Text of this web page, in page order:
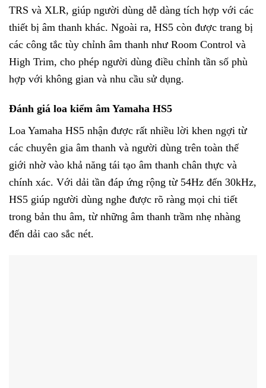
TRS và XLR, giúp người dùng dễ dàng tích hợp với các
thiết bị âm thanh khác. Ngoài ra, HS5 còn được trang bị
các công tắc tùy chỉnh âm thanh như Room Control và
High Trim, cho phép người dùng điều chỉnh tần số phù
hợp với không gian và nhu cầu sử dụng.
Đánh giá loa kiểm âm Yamaha HS5
Loa Yamaha HS5 nhận được rất nhiều lời khen ngợi từ
các chuyên gia âm thanh và người dùng trên toàn thế
giới nhờ vào khả năng tái tạo âm thanh chân thực và
chính xác. Với dải tần đáp ứng rộng từ 54Hz đến 30kHz,
HS5 giúp người dùng nghe được rõ ràng mọi chi tiết
trong bản thu âm, từ những âm thanh trầm nhẹ nhàng
đến dải cao sắc nét.